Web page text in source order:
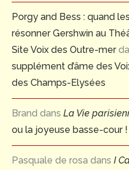
Porgy and Bess : quand
résonner Gershwin au
Site Voix des Outre-mer
supplément d’âme des
des Champs-Elysées
Brand dans La Vie
ou la joyeuse basse-cour !
Pasquale de rosa dans I